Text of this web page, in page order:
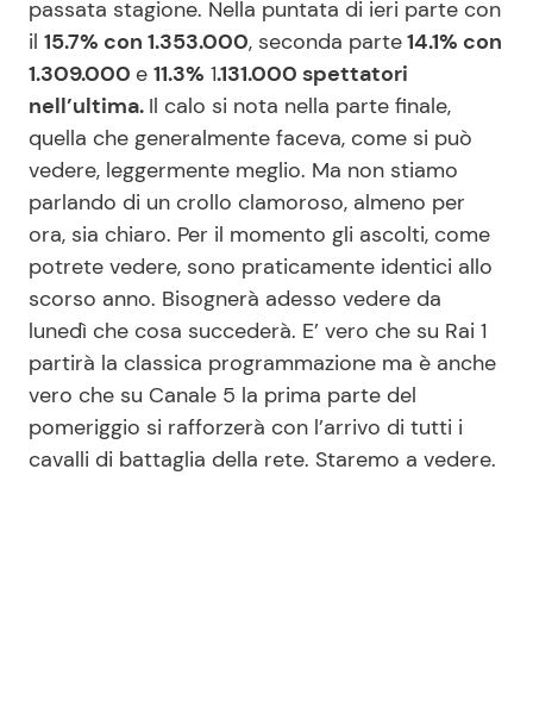
passata stagione. Nella puntata di ieri parte con
il 15.7% con 1.353.000, seconda parte14.1% con
1.309.000 e 11.3% 1.131.000 spettatori
nell’ultima. Il calo si nota nella parte finale,
quella che generalmente faceva, come si può
vedere, leggermente meglio. Ma non stiamo
parlando di un crollo clamoroso, almeno per
ora, sia chiaro. Per il momento gli ascolti, come
potrete vedere, sono praticamente identici allo
scorso anno. Bisognerà adesso vedere da
lunedì che cosa succederà. E’ vero che su Rai 1
partirà la classica programmazione ma è anche
vero che su Canale 5 la prima parte del
pomeriggio si rafforzerà con l’arrivo di tutti i
cavalli di battaglia della rete. Staremo a vedere.